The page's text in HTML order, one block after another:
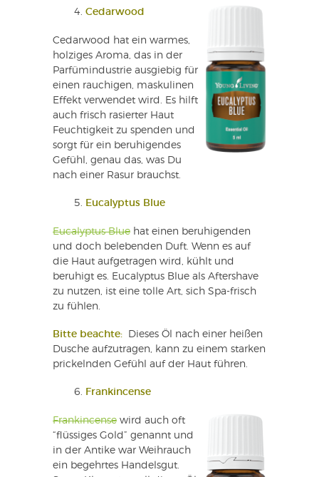
Cedarwood
Cedarwood hat ein warmes,
holziges Aroma, das in der
Parfümindustrie ausgiebig für
einen rauchigen, maskulinen
Effekt verwendet wird. Es hilft
auch frisch rasierter Haut
Feuchtigkeit zu spenden und
sorgt für ein beruhigendes
Gefühl, genau das, was Du
nach einer Rasur brauchst.
Eucalyptus Blue
Eucalyptus Blue hat einen beruhigenden
und doch belebenden Duft. Wenn es auf
die Haut aufgetragen wird, kühlt und
beruhigt es. Eucalyptus Blue als Aftershave
zu nutzen, ist eine tolle Art, sich Spa-frisch
zu fühlen.
Bitte beachte:
Dieses Öl nach einer heißen
Dusche aufzutragen, kann zu einem starken
prickelnden Gefühl auf der Haut führen.
Frankincense
Frankincense wird auch oft
“flüssiges Gold” genannt und
in der Antike war Weihrauch
ein begehrtes Handelsgut.